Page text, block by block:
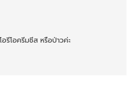
อรีโอครีมชีส หรือป่าวค่ะ